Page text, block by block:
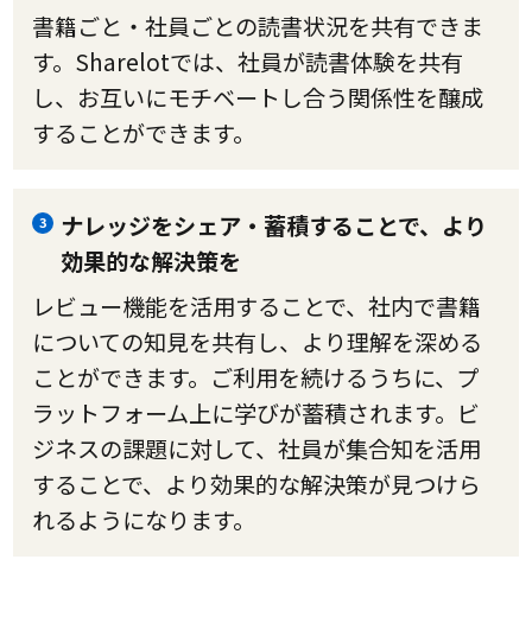
書籍ごと・社員ごとの読書状況を共有できま
す。Sharelotでは、社員が読書体験を共有
し、お互いにモチベートし合う関係性を醸成
することができます。
3
ナレッジをシェア・蓄積することで、より
効果的な解決策を
レビュー機能を活用することで、社内で書籍
についての知見を共有し、より理解を深める
ことができます。ご利用を続けるうちに、プ
ラットフォーム上に学びが蓄積されます。ビ
ジネスの課題に対して、社員が集合知を活用
することで、より効果的な解決策が見つけら
れるようになります。